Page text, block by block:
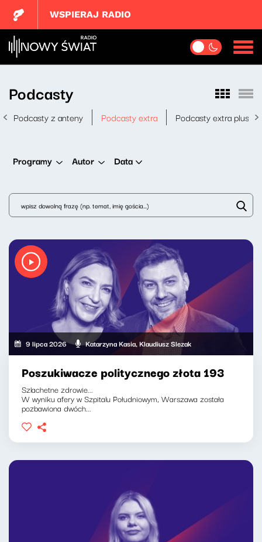
WSPIERAJ RADIO
Podcasty
Podcasty z anteny Podcasty extra Podcasty extra plus
Programy Autor Data
9 lipca 2026 Katarzyna Kasia, Klaudiusz Slezak
Poszukiwacze politycznego złota 193
Szlachetne zdrowie...
W wyniku afery w Szpitalu Południowym, Warszawa została
pozbawiona dwóch...